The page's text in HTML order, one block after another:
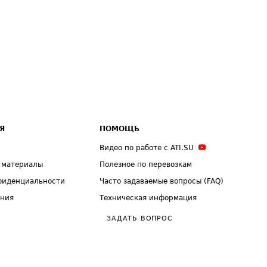
ПОМОЩЬ
Видео по работе с ATI.SU
Полезное по перевозкам
Часто задаваемые вопросы (FAQ)
Техническая информация
ЗАДАТЬ ВОПРОС